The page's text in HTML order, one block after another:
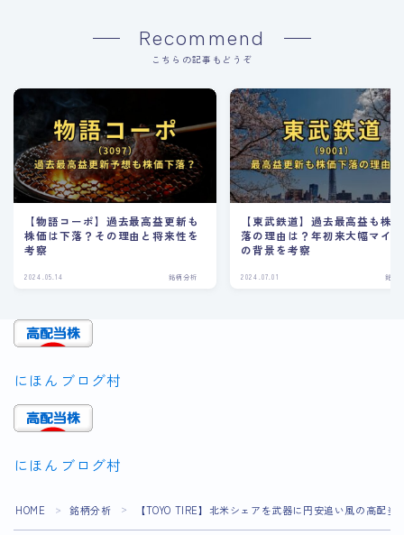
Recommend
こちらの記事もどうぞ
【物語コーポ】過去最高益更新も
株価は下落？その理由と将来性を
考察
2024.05.14 銘柄分析
【東武鉄道】過去最高益も株
落の理由は？年初来大幅マイ
の背景を考察
2024.07.01 銘柄
にほんブログ村
にほんブログ村
HOME ＞ 銘柄分析 ＞ 【TOYO TIRE】北米シェアを武器に円安追い風の高配